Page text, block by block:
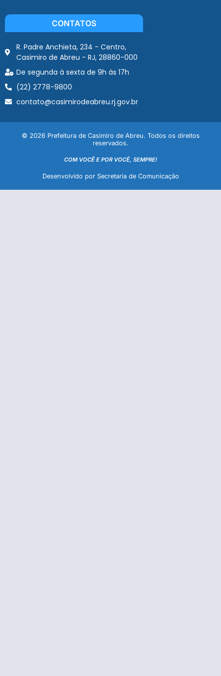
CONTATOS
R. Padre Anchieta, 234 - Centro,
Casimiro de Abreu - RJ, 28860-000
De segunda à sexta de 9h às 17h
(22) 2778-9800
contato@casimirodeabreu.rj.gov.br
© 2026 Prefeitura de Casimiro de Abreu. Todos os direitos
reservados.
COM VOCÊ E POR VOCÊ, SEMPRE!
Desenvolvido por Secretaria de Comunicação